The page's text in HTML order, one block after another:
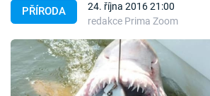
Témata
Témata
PŘÍRODA
24. října 2016 21:00
redakce Prima Zoom